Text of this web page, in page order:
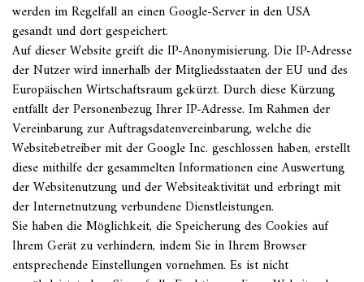
werden im Regelfall an einen Google-Server in den USA
gesandt und dort gespeichert.
Auf dieser Website greift die IP-Anonymisierung. Die IP-Adresse
der Nutzer wird innerhalb der Mitgliedsstaaten der EU und des
Europäischen Wirtschaftsraum gekürzt. Durch diese Kürzung
entfällt der Personenbezug Ihrer IP-Adresse. Im Rahmen der
Vereinbarung zur Auftragsdatenvereinbarung, welche die
Websitebetreiber mit der Google Inc. geschlossen haben, erstellt
diese mithilfe der gesammelten Informationen eine Auswertung
der Websitenutzung und der Websiteaktivität und erbringt mit
der Internetnutzung verbundene Dienstleistungen.
Sie haben die Möglichkeit, die Speicherung des Cookies auf
Ihrem Gerät zu verhindern, indem Sie in Ihrem Browser
entsprechende Einstellungen vornehmen. Es ist nicht